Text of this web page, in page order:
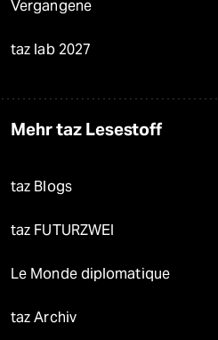
Vergangene
taz lab 2027
Mehr taz Lesestoff
taz Blogs
taz FUTURZWEI
Le Monde diplomatique
taz Archiv